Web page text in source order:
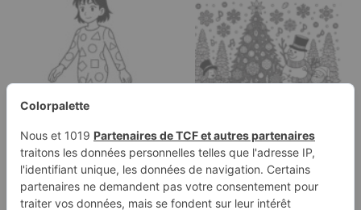
Page à colorier d'un
personnage de manga,
…
Page à colorier d'un
arbre de Noël, chanteur
de Noël…